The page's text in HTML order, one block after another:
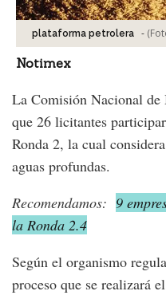
plataforma petrolera -
Notimex
La Comisión Nacional
que 26 licitantes
Ronda 2, la cual
aguas profundas.
Recomendamos: 9
la Ronda 2.4
Según el organismo
proceso que se realizará